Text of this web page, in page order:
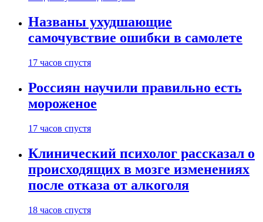
Названы ухудшающие
самочувствие ошибки в самолете
17 часов спустя
Россиян научили правильно есть
мороженое
17 часов спустя
Клинический психолог рассказал о
происходящих в мозге изменениях
после отказа от алкоголя
18 часов спустя